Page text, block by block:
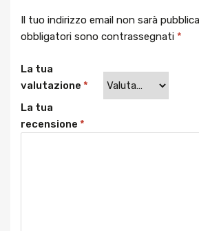
Il tuo indirizzo email non sarà
obbligatori sono contrassegnati *
La tua
valutazione *
La tua
recensione *